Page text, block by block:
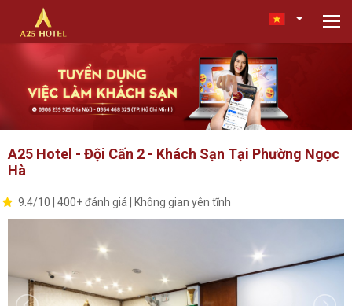
A25 Hotel - Đội Cấn 2 - Khách Sạn Tại Phường Ngọc
Hà
9.4/10 | 400+ đánh giá | Không gian yên tĩnh